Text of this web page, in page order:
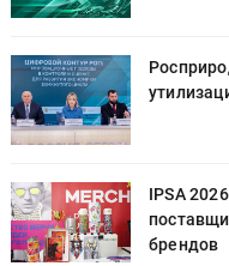
IPSA
брендов